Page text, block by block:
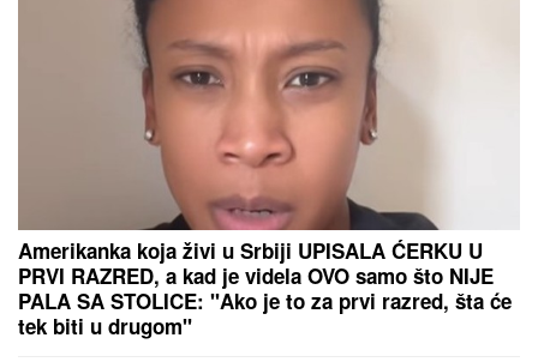
(FOTO) MALI ŽELJKO GRLI MAJKU NA PLAŽI U
CRNOJ GORIMarija Kulić podelila fotografiju
Miljane sa sinom, jedan detalj svi komentarišu